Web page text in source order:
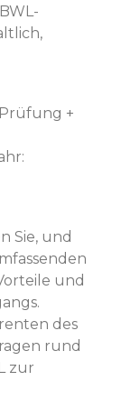
+
Sie, und
und
des
rund
zur